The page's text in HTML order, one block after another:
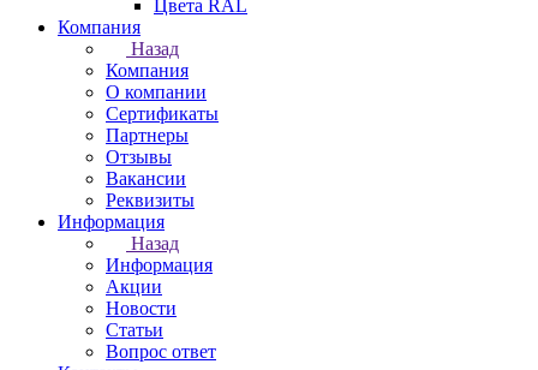
Цвета RAL
Компания
Назад
Компания
О компании
Сертификаты
Партнеры
Отзывы
Вакансии
Реквизиты
Информация
Назад
Информация
Акции
Новости
Статьи
Вопрос ответ